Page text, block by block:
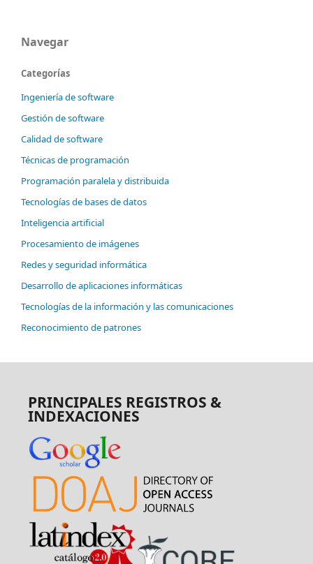
Navegar
Categorías
Ingeniería de software
Gestión de software
Calidad de software
Técnicas de programación
Programación paralela y distribuida
Tecnologías de bases de datos
Inteligencia artificial
Procesamiento de imágenes
Redes y seguridad informática
Desarrollo de aplicaciones informáticas
Tecnologías de la información y las comunicaciones
Reconocimiento de patrones
PRINCIPALES REGISTROS &
INDEXACIONES